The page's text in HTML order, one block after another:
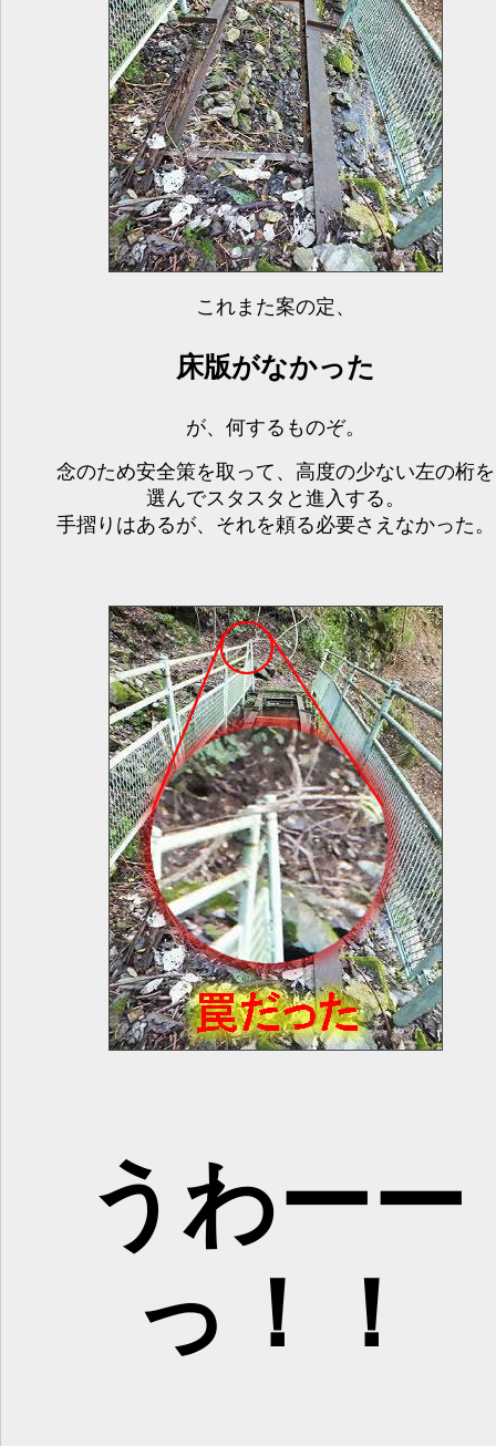
これまた案の定、
床版がなかった
が、何するものぞ。
念のため安全策を取って、高度の少ない左の桁を
選んでスタスタと進入する。
手摺りはあるが、それを頼る必要さえなかった。
うわーー
っ！！